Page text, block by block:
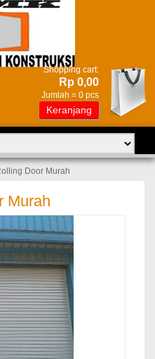
Shopping cart:
Rp 0,00
Jumlah = 0 pcs
Keranjang
Door Murah
Murah